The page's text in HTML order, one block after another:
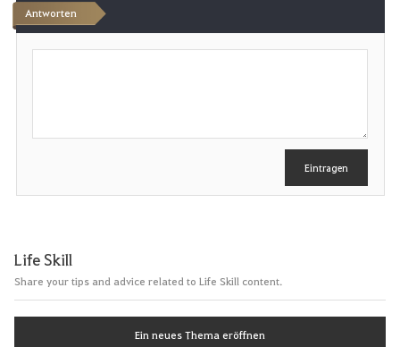
e
Antworten
S
b
Eintragen
Life Skill
Share your tips and advice related to Life Skill content.
Ein neues Thema eröffnen